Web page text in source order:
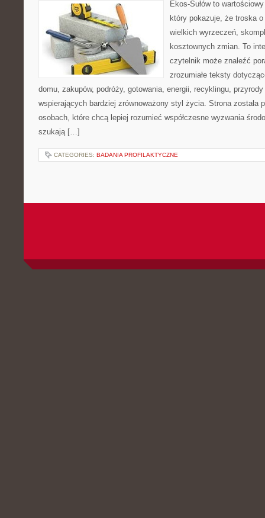
Ekos-Sułów to
który pokazuje, że troska
wielkich wyrzeczeń,
kosztownych zmian. To
czytelnik może znaleźć
zrozumiałe teksty
domu, zakupów, podróży, gotowania, energii, recyklingu,
wspierających bardziej zrównoważony styl życia. Strona została
osobach, które chcą lepiej rozumieć współczesne wyzwania
szukają […]
CATEGORIES: BADANIA PROFILAKTYCZNE